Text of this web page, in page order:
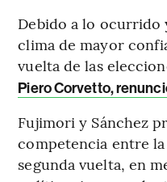
Debido a lo ocurrido
clima de mayor
vuelta de las
Piero Corvetto,
Fujimori y Sánchez
competencia entre
segunda vuelta, en